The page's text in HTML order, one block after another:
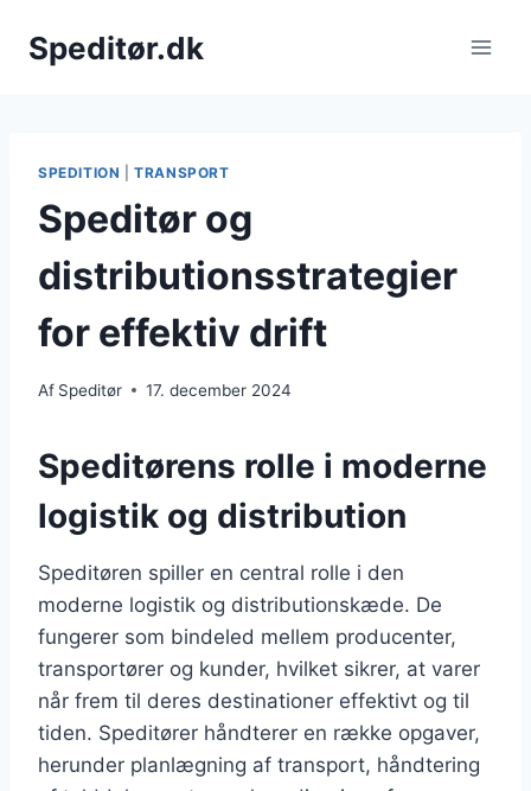
Speditør.dk
SPEDITION |TRANSPORT
Speditør og
distributionsstrategier
for effektiv drift
Af Speditør 17. december 2024
Speditørens rolle i moderne
logistik og distribution
Speditøren spiller en central rolle i den
moderne logistik og distributionskæde. De
fungerer som bindeled mellem producenter,
transportører og kunder, hvilket sikrer, at varer
når frem til deres destinationer effektivt og til
tiden. Speditører håndterer en række opgaver,
herunder planlægning af transport, håndtering